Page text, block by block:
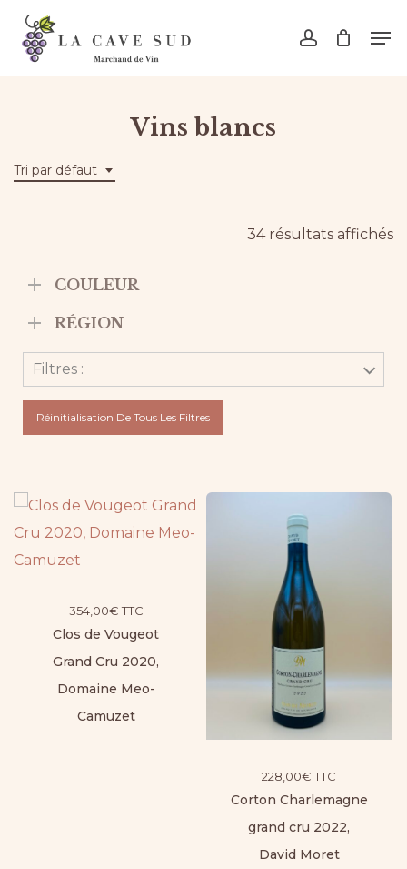
Skip
main
account
Vins blancs
Tri par défaut
34 résultats affichés
COULEUR
RÉGION
Filtres :
Réinitialisation De Tous Les Filtres
354,00€ TTC
Clos de Vougeot
Grand Cru 2020,
Domaine Meo-
Camuzet
228,00€ TTC
Corton Charlemagne
grand cru 2022,
David Moret